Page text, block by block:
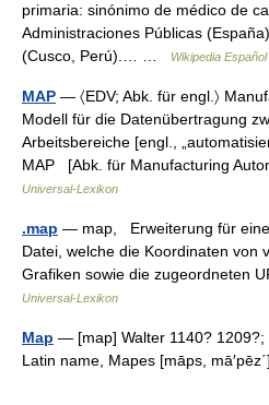
primaria: sinónimo de médico de
Administraciones Públicas
(Cusco, Perú).… …
Wikipedia Español
MAP — 〈EDV; Abk. für engl.〉
Modell für die Datenübertragung
Arbeitsbereiche [engl.,
MAP [Abk. für Manufacturing
Universal-Lexikon
.map — map, Erweiterung für
Datei, welche die Koordinaten von
Grafiken sowie die zugeordneten
Universal-Lexikon
Map — [map] Walter 1140? 1209?;
Latin name, Mapes [māps,